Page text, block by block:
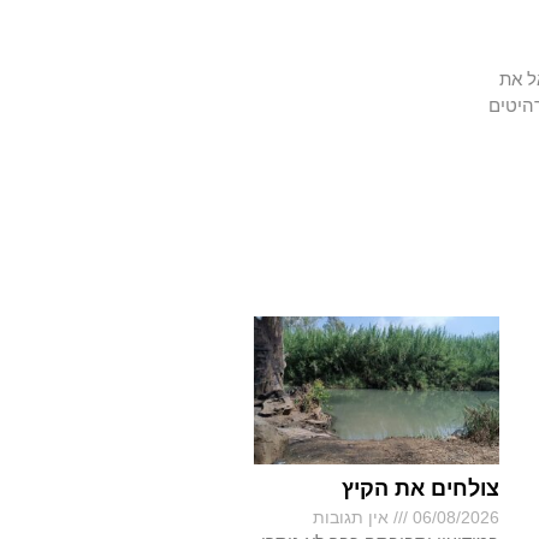
את
צולחים את הקיץ
06/08/2026 אין תגובות